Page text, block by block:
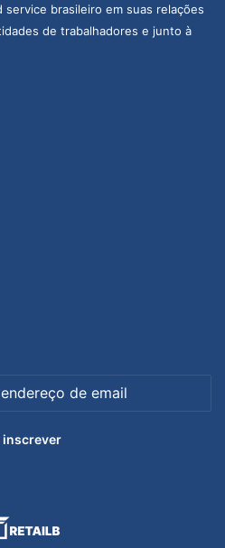
brasileiro em suas relações
de trabalhadores e junto à